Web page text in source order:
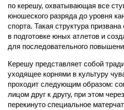
по керешу, охватывающая все
юношеского разряда до уровня
спорта. Такая структура
в подготовке юных атлетов и
для последовательного
Керешу представляет собой
уходящее корнями в культуру
проходит следующим образом:
лицом друг к другу, при этом
перекинуто специальное